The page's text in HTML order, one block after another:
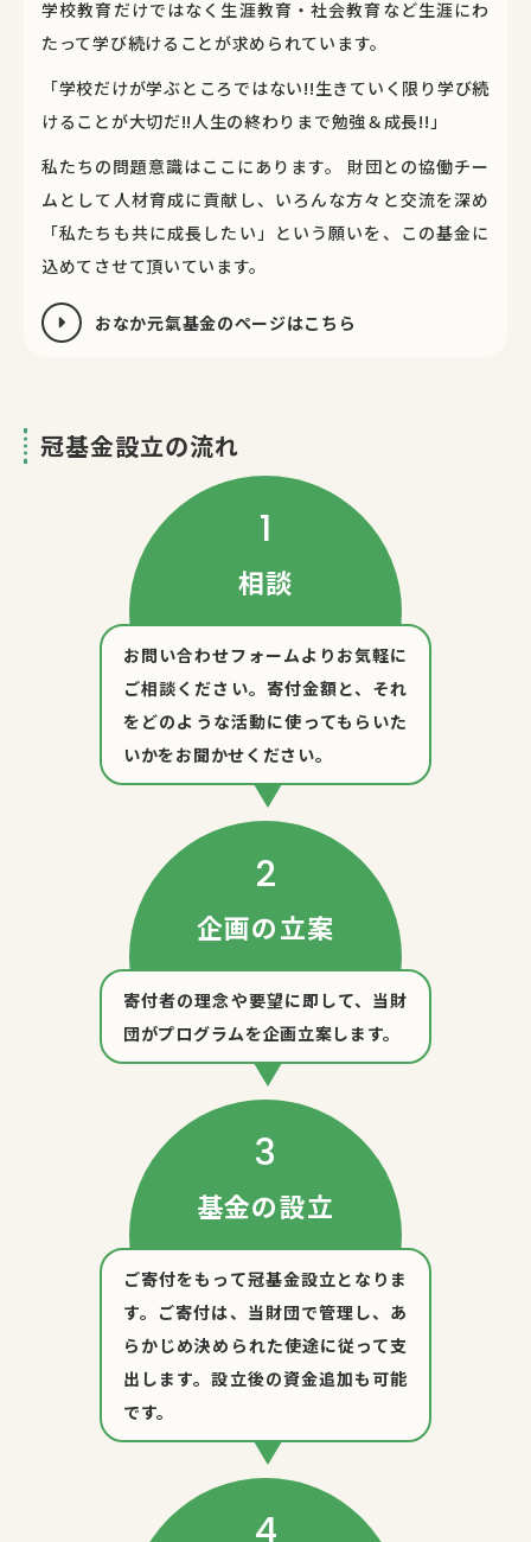
学校教育だけではなく生涯教育・社会教育など生涯にわ
たって学び続けることが求められています。
「学校だけが学ぶところではない!!生きていく限り学び続
けることが大切だ!!人生の終わりまで勉強＆成長!!」
私たちの問題意識はここにあります。 財団との協働チー
ムとして人材育成に貢献し、いろんな方々と交流を深め
「私たちも共に成長したい」という願いを、この基金に
込めてさせて頂いています。
おなか元氣基金のページはこちら
冠基金設立の流れ
相談
お問い合わせフォームよりお気軽に
ご相談ください。寄付金額と、それ
をどのような活動に使ってもらいた
いかをお聞かせください。
企画の立案
寄付者の理念や要望に即して、当財
団がプログラムを企画立案します。
基金の設立
ご寄付をもって冠基金設立となりま
す。ご寄付は、当財団で管理し、あ
らかじめ決められた使途に従って支
出します。設立後の資金追加も可能
です。